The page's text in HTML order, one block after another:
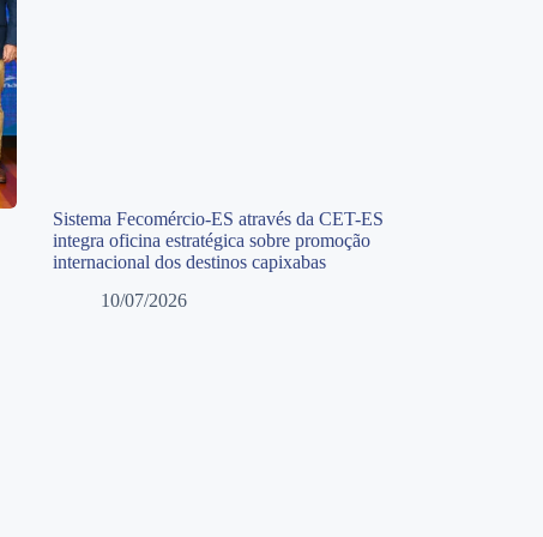
Sistema Fecomércio-ES através da CET-ES
integra oficina estratégica sobre promoção
internacional dos destinos capixabas
10/07/2026